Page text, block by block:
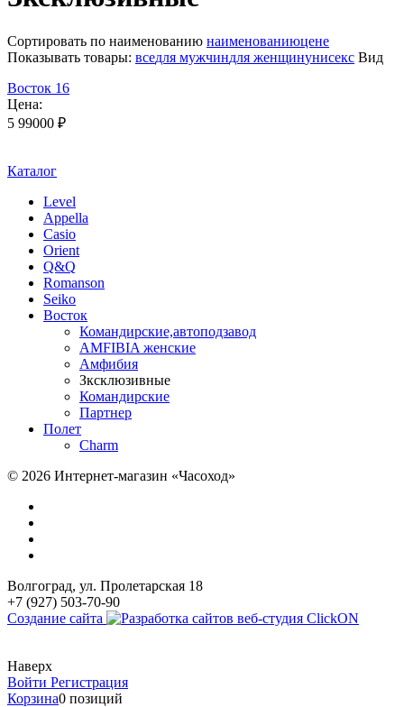
Сортировать по наименованию наименованиюцене
Показывать товары: вседля мужчиндля женщинунисекс Вид
Восток 16
Цена:
5 99000 ₽
Каталог
Level
Appella
Casio
Orient
Q&Q
Romanson
Seiko
Восток
Командирские,автоподзавод
AMFIBIA женские
Амфибия
Зксклюзивные
Командирские
Партнер
Полет
Charm
© 2026 Интернет-магазин «Часоход»
Волгоград, ул. Пролетарская 18
+7 (927) 503-70-90
Создание сайта
Наверх
Войти Регистрация
Корзина0 позиций